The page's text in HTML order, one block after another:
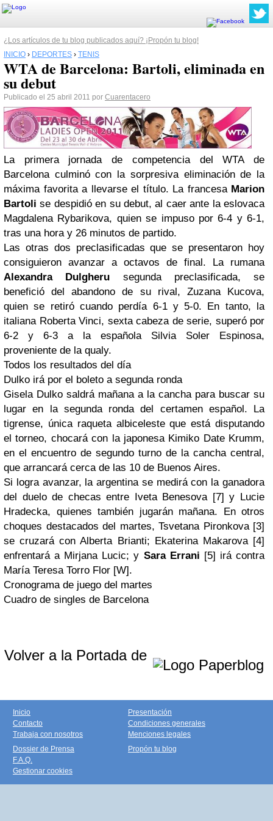
¿Los artículos de tu blog publicados aquí? ¡Propón tu blog!
INICIO › DEPORTES › TENIS
WTA de Barcelona: Bartoli, eliminada en
su debut
Publicado el 25 abril 2011 por Cuarentacero
La primera jornada de competencia del WTA de
Barcelona culminó con la sorpresiva eliminación de la
máxima favorita a llevarse el título. La francesa Marion
Bartoli se despidió en su debut, al caer ante la eslovaca
Magdalena Rybarikova, quien se impuso por 6-4 y 6-1,
tras una hora y 26 minutos de partido.
Las otras dos preclasificadas que se presentaron hoy
consiguieron avanzar a octavos de final. La rumana
Alexandra Dulgheru segunda preclasificada, se
benefició del abandono de su rival, Zuzana Kucova,
quien se retiró cuando perdía 6-1 y 5-0. En tanto, la
italiana Roberta Vinci, sexta cabeza de serie, superó por
6-2 y 6-3 a la española Silvia Soler Espinosa,
proveniente de la qualy.
Todos los resultados del día
Dulko irá por el boleto a segunda ronda
Gisela Dulko saldrá mañana a la cancha para buscar su
lugar en la segunda ronda del certamen español. La
tigrense, única raqueta albicelesteque está disputando
el torneo, chocará con la japonesa Kimiko Date Krumm,
en el encuentro de segundo turno de la cancha central,
que arrancará cerca de las 10 de Buenos Aires.
Si logra avanzar, la argentina se medirá con la ganadora
del duelo de checas entre Iveta Benesova [7] y Lucie
Hradecka, quienes también jugarán mañana. En otros
choques destacados del martes, Tsvetana Pironkova [3]
se cruzará con Alberta Brianti; Ekaterina Makarova [4]
enfrentará a Mirjana Lucic; y Sara Errani [5] irá contra
María Teresa Torro Flor [W].
Cronograma de juego del martes
Cuadro de singles de Barcelona
Volver a la Portada de
Inicio
Contacto
Trabaja con nosotros
Presentación
Condiciones generales
Menciones legales
Dossier de Prensa
F.A.Q.
Gestionar cookies
Propón tu blog